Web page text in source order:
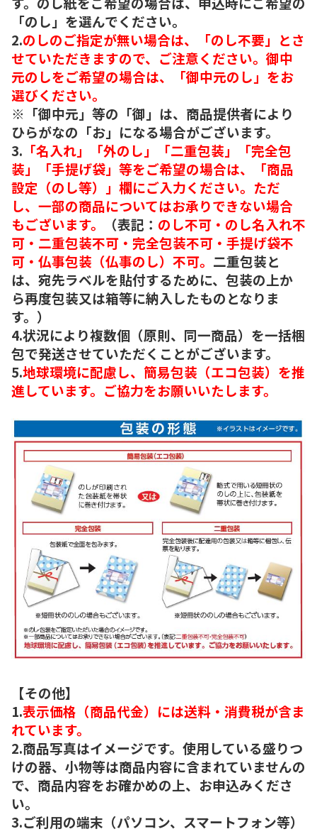
「のし」を選んでください。
2.のしのご指定が無い場合は、「のし不要」とさ
せていただきますので、ご注意ください。御中
元のしをご希望の場合は、「御中元のし」をお
選びください。
※「御中元」等の「御」は、商品提供者により
ひらがなの「お」になる場合がございます。
3. 「名入れ」「外のし」「二重包装」「完全包
装」「手提げ袋」等をご希望の場合は、「商品
設定（のし等）」欄にご入力ください。ただ
し、一部の商品についてはお承りできない場合
もございます。
（表記： のし不可・のし名入れ不
可・二重包装不可・完全包装不可・手提げ袋不
可・仏事包装（仏事のし）不可。 二重包装と
は、宛先ラベルを貼付するために、包装の上か
ら再度包装又は箱等に納入したものとなりま
す。）
4.状況により複数個（原則、同一商品）を一括梱
包で発送させていただくことがございます。
5.地球環境に配慮し、簡易包装（エコ包装）を推
進しています。ご協力をお願いいたします。
【その他】
1.表示価格（商品代金）には送料・消費税が含ま
れています。
2.商品写真はイメージです。使用している盛りつ
けの器、小物等は商品内容に含まれていませんの
で、商品内容をお確かめの上、お申込みくださ
い。
3.ご利用の端末（パソコン、スマートフォン等）